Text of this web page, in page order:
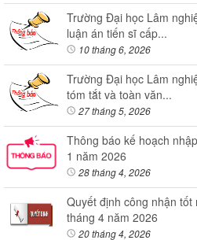
Trường Đại học Lâm
luận án tiến sĩ cấp...
10 tháng 6, 2026
Trường Đại học Lâm
tóm tắt và toàn văn...
27 tháng 5, 2026
Thông báo kế hoạch
1 năm 2026
28 tháng 4, 2026
Quyết định công nhận
tháng 4 năm 2026
20 tháng 4, 2026